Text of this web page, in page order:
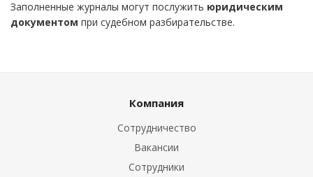
Заполненные журналы могут послужить юридическим
документом при судебном разбирательстве.
Компания
Сотрудничество
Вакансии
Сотрудники